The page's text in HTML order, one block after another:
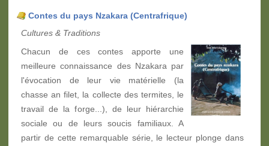
Contes du pays Nzakara (Centrafrique)
Cultures & Traditions
Chacun de ces contes apporte une
meilleure connaissance des Nzakara par
l'évocation de leur vie matérielle (la
chasse an filet, la collecte des termites, le
travail de la forge...), de leur hiérarchie
sociale ou de leurs soucis familiaux. A
partir de cette remarquable série, le lecteur plonge dans